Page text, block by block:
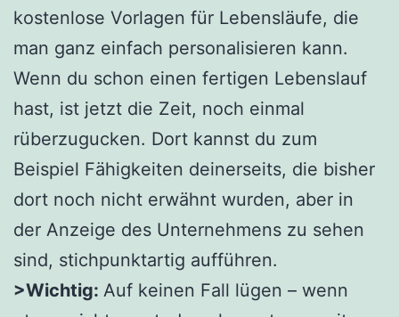
kostenlose Vorlagen für Lebensläufe, die
man ganz einfach personalisieren kann.
Wenn du schon einen fertigen Lebenslauf
hast, ist jetzt die Zeit, noch einmal
rüberzugucken. Dort kannst du zum
Beispiel Fähigkeiten deinerseits, die bisher
dort noch nicht erwähnt wurden, aber in
der Anzeige des Unternehmens zu sehen
sind, stichpunktartig aufführen.
>Wichtig: Auf keinen Fall lügen – wenn